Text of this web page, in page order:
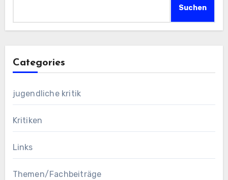
Suchen
Categories
jugendliche kritik
Kritiken
Links
Themen/Fachbeiträge